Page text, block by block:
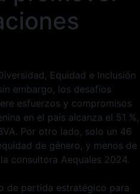
Equidad e Inclusión
embargo, los desafíos
esfuerzos y compromisos
en el país alcanza el 51 %,
Por otro lado, solo un 46
de género, y menos de
consultora Aequales 2024.
de partida estratégico para